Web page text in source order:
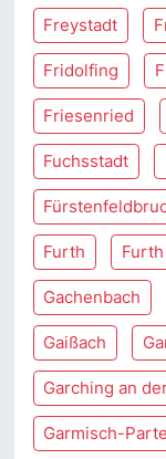
Freystadt
Fridolfing
Friesenried
Fuchsstadt
Furth
Gachenbach
Gaißach
Garching an
Garmisch-